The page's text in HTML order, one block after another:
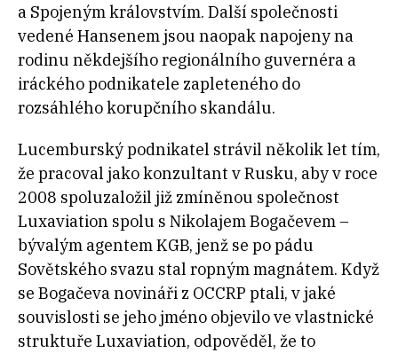
a Spojeným královstvím. Další společnosti
vedené Hansenem jsou naopak napojeny na
rodinu někdejšího regionálního guvernéra a
iráckého podnikatele zapleteného do
rozsáhlého korupčního skandálu.
Lucemburský podnikatel strávil několik let tím,
že pracoval jako konzultant v Rusku, aby v roce
2008 spoluzaložil již zmíněnou společnost
Luxaviation spolu s Nikolajem Bogačevem –
bývalým agentem KGB, jenž se po pádu
Sovětského svazu stal ropným magnátem. Když
se Bogačeva novináři z OCCRP ptali, v jaké
souvislosti se jeho jméno objevilo ve vlastnické
struktuře Luxaviation, odpověděl, že to